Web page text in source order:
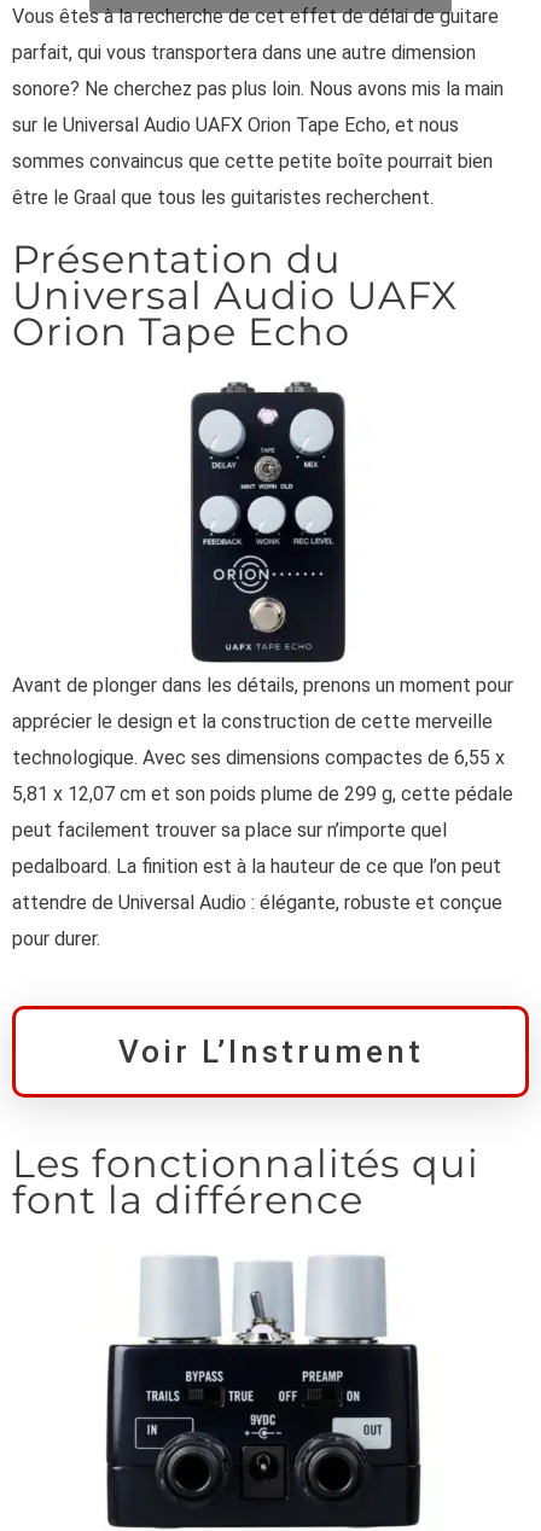
Vous êtes à la recherche de cet effet de délai de guitare
parfait, qui vous transportera dans une autre dimension
sonore? Ne cherchez pas plus loin. Nous avons mis la main
sur le Universal Audio UAFX Orion Tape Echo, et nous
sommes convaincus que cette petite boîte pourrait bien
être le Graal que tous les guitaristes recherchent.
Présentation du
Universal Audio UAFX
Orion Tape Echo
Avant de plonger dans les détails, prenons un moment pour
apprécier le design et la construction de cette merveille
technologique. Avec ses dimensions compactes de 6,55 x
5,81 x 12,07 cm et son poids plume de 299 g, cette pédale
peut facilement trouver sa place sur n’importe quel
pedalboard. La finition est à la hauteur de ce que l’on peut
attendre de Universal Audio : élégante, robuste et conçue
pour durer.
Voir L’Instrument
Les fonctionnalités qui
font la différence